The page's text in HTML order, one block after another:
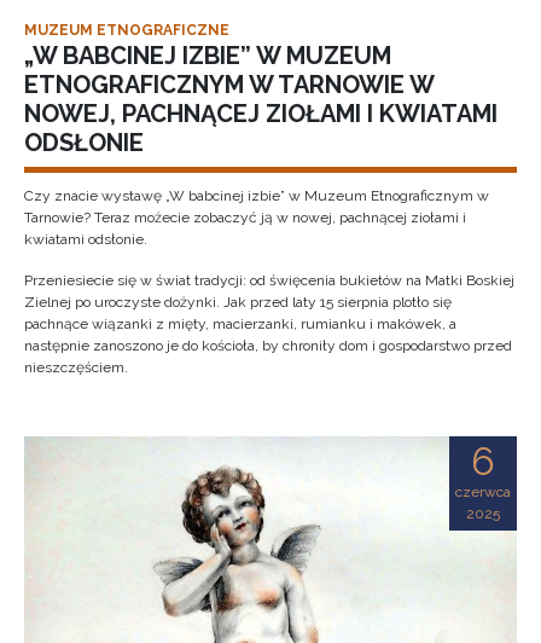
MUZEUM ETNOGRAFICZNE
„W BABCINEJ IZBIE” W MUZEUM
ETNOGRAFICZNYM W TARNOWIE W
NOWEJ, PACHNĄCEJ ZIOŁAMI I KWIATAMI
ODSŁONIE
Czy znacie wystawę „W babcinej izbie” w Muzeum Etnograficznym w
Tarnowie? Teraz możecie zobaczyć ją w nowej, pachnącej ziołami i
kwiatami odsłonie.
Przeniesiecie się w świat tradycji: od święcenia bukietów na Matki Boskiej
Zielnej po uroczyste dożynki. Jak przed laty 15 sierpnia plotło się
pachnące wiązanki z mięty, macierzanki, rumianku i makówek, a
następnie zanoszono je do kościoła, by chroniły dom i gospodarstwo przed
nieszczęściem.
6
czerwca
2025